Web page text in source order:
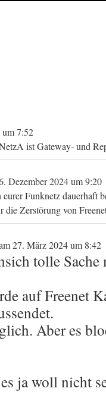
um7:52
ist Gateway- und
Dezember 2024um9:20
Funknetz dauerhaft
die Zerstörung von
27. März 2024um 8:42
tolle Sache
auf Freenet
Aber es
ja woll nicht